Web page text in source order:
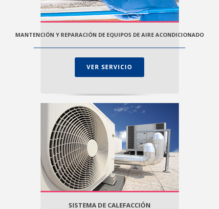
MANTENCIÓN Y REPARACIÓN DE EQUIPOS DE AIRE ACONDICIONADO
VER SERVICIO
SISTEMA DE CALEFACCIÓN